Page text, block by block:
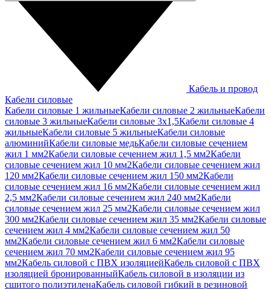
Кабель и провод
Кабели силовые
Кабели силовые 1 жильныеКабели силовые 2 жильныеКабели
силовые 3 жильныеКабели силовые 3х1,5Кабели силовые 4
жильныеКабели силовые 5 жильныеКабели силовые
алюминийКабели силовые медьКабели силовые сечением
жил 1 мм2Кабели силовые сечением жил 1,5 мм2Кабели
силовые сечением жил 10 мм2Кабели силовые сечением жил
120 мм2Кабели силовые сечением жил 150 мм2Кабели
силовые сечением жил 16 мм2Кабели силовые сечением жил
2,5 мм2Кабели силовые сечением жил 240 мм2Кабели
силовые сечением жил 25 мм2Кабели силовые сечением жил
300 мм2Кабели силовые сечением жил 35 мм2Кабели силовые
сечением жил 4 мм2Кабели силовые сечением жил 50
мм2Кабели силовые сечением жил 6 мм2Кабели силовые
сечением жил 70 мм2Кабели силовые сечением жил 95
мм2Кабель силовой с ПВХ изоляциейКабель силовой с ПВХ
изоляцией бронированныйКабель силовой в изоляции из
сшитого полиэтиленаКабель силовой гибкий в резиновой